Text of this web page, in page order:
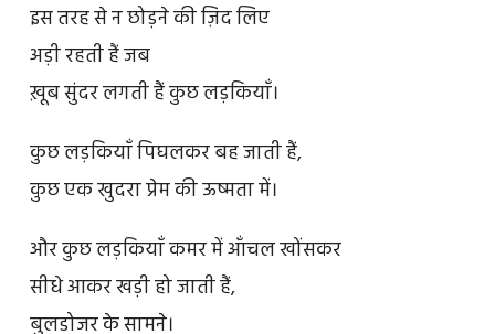
इस तरह से न छोड़ने की ज़िद लिए
अड़ी रहती हैं जब
ख़ूब सुंदर लगती हैं कुछ लड़कियाँ।
कुछ लड़कियाँ पिघलकर बह जाती हैं,
कुछ एक खुदरा प्रेम की ऊष्मता में।
और कुछ लड़कियाँ कमर में आँचल खोंसकर
सीधे आकर खड़ी हो जाती हैं,
बुलडोजर के सामने।